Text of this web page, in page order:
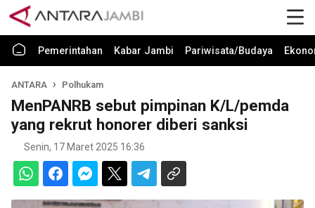
Pemerintahan Kabar Jambi Pariwisata/Budaya
ANTARA Polhukam
MenPANRB sebut pimpinan K/L/pemda
yang rekrut honorer diberi sanksi
Senin, 17 Maret 2025 16:36